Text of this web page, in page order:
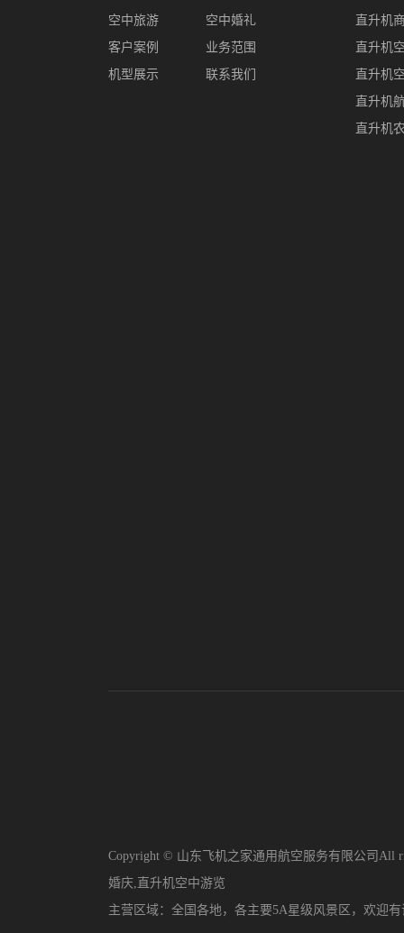
空中旅游
空中婚礼
客户案例
业务范围
机型展示
联系我们
直升机
直升机
直升机
直升机
直升机
Copyright © 山东飞机之家通用航空服务有限公司All
婚庆, 直升机空中游览
主营区域： 全国各地，各主要5A星级风景区，欢迎